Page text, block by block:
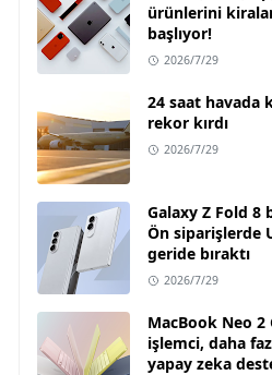
ürünlerini
başlıyor!
2026/7/29
24 saat havada
rekor kırdı
2026/7/29
Galaxy Z Fold
Ön siparişlerde
geride bıraktı
2026/7/29
MacBook Neo 2
işlemci, daha
yapay zeka